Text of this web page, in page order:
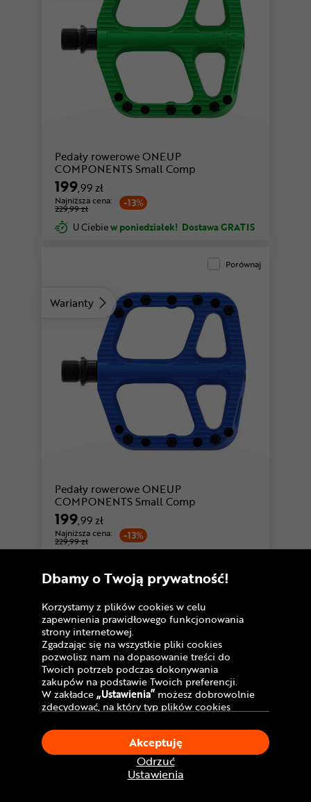
pomarańczowy
Pedały rowerowe ONEUP
COMPONENTS Small Comp
199,99 zł
-13%
Najniższa cena:
229,99 zł
U Ciebiew poniedziałek! Dostawa GRATIS
Warianty
pomarańczowy
Porównaj
Pedały rowerowe ONEUP
COMPONENTS Small Comp
199,99 zł
-13%
Najniższa cena:
229,99 zł
Warianty
pomarańczowy
Dbamy o Twoją prywatność!
Korzystamy z plików cookies w celu
zapewnienia prawidłowego funkcjonowania
strony internetowej.
Zgadzając się na wszystkie pliki cookies
pozwolisz nam na dopasowanie treści do
Twoich potrzeb podczas dokonywania
zakupów na podstawie Twoich preferencji.
W zakładce„Ustawienia” możesz dobrowolnie
zdecydować, na który typ plików cookies
Klikając„Akceptuję”, wyrażasz zgodę na
stosowanie ciasteczek zgodnie z ustawieniami
Twojej przeglądarki.
W dowolnym momencie, możesz dokonać
zmiany swojego wyboru klikając opcję
Ustawienia
Odrzuć
Akceptuję